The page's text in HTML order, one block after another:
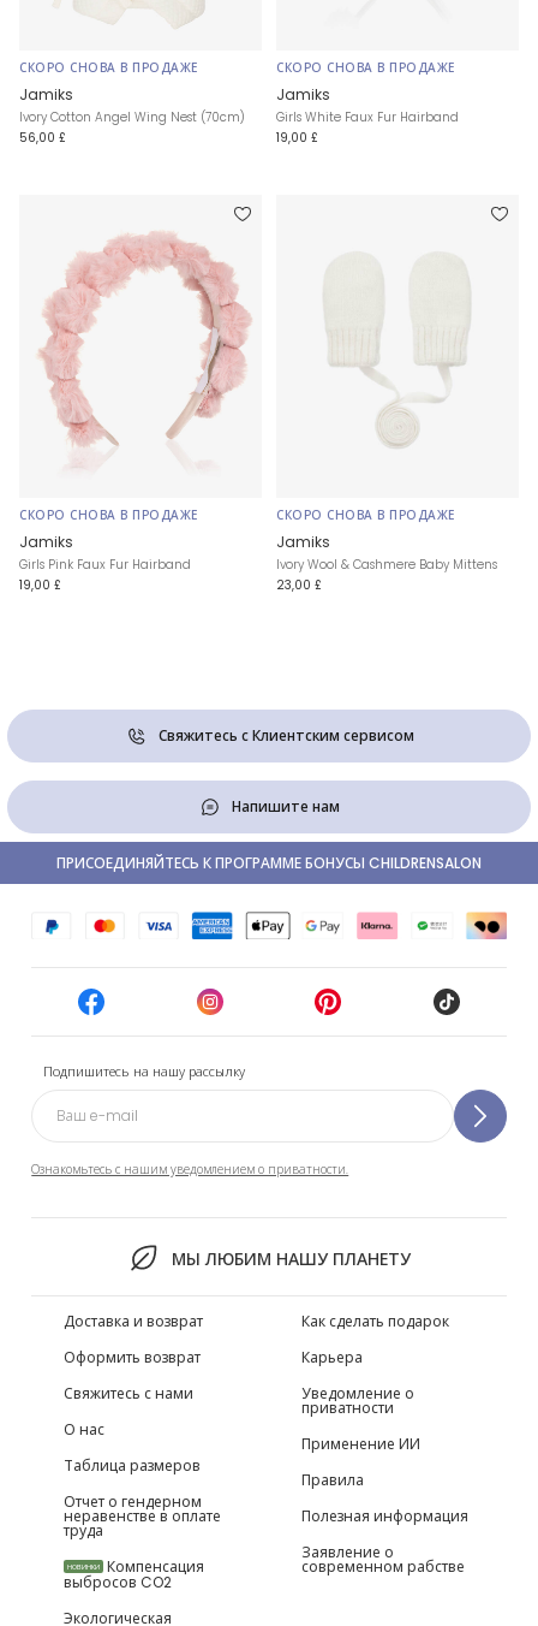
СКОРО СНОВА В ПРОДАЖЕ
Jamiks
Ivory Cotton Angel Wing Nest (70cm)
56,00 £
СКОРО СНОВА В ПРОДАЖЕ
Jamiks
Girls White Faux Fur Hairband
19,00 £
СКОРО СНОВА В ПРОДАЖЕ
Jamiks
Girls Pink Faux Fur Hairband
19,00 £
СКОРО СНОВА В ПРОДАЖЕ
Jamiks
Ivory Wool & Cashmere Baby Mittens
23,00 £
Свяжитесь с Клиентским сервисом
Напишите нам
Подпишитесь на нашу рассылку
Ознакомьтесь с нашим уведомлением о приватности.
МЫ ЛЮБИМ НАШУ ПЛАНЕТУ
ПРИСОЕДИНЯЙТЕСЬ К ПРОГРАММЕ БОНУСЫ CHILDRENSALON
Доставка и возврат
Оформить возврат
Свяжитесь с нами
О нас
Таблица размеров
Отчет о гендерном
неравенстве в оплате
труда
НОВИНКИ Компенсация
выбросов CO2
Экологическая
Как сделать подарок
Карьера
Уведомление о
приватности
Применение ИИ
Правила
Полезная информация
Заявление о
современном рабстве